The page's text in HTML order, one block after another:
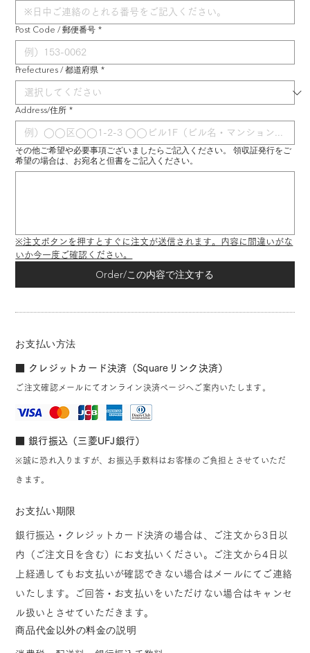
Post Code / 郵便番号 *
Prefectures / 都道府県 *
Address/住所 *
その他ご希望や必要事項ございましたらご記入ください。 領収証発行をご
希望の場合は、お宛名と但書をご記入ください。
※注文ボタンを押すとすぐに注文が送信されます。内容に間違いがな
いか今一度ご確認ください。
Order/この内容で注文する
お支払い方法
■ クレジットカード決済（Squareリンク決済）
ご注文確認メールにてオンライン決済ページへご案内いたします。
■ 銀行振込（三菱UFJ銀行）
※誠に恐れ入りますが、お振込手数料はお客様のご負担とさせていただ
きます。
お支払い期限
銀行振込・クレジットカード決済の場合は、ご注文から3日以
内（ご注文日を含む）にお支払いください。ご注文から4日以
上経過してもお支払いが確認できない場合はメールにてご連絡
いたします。ご回答・お支払いをいただけない場合はキャンセ
ル扱いとさせていただきます。
商品代金以外の料金の説明